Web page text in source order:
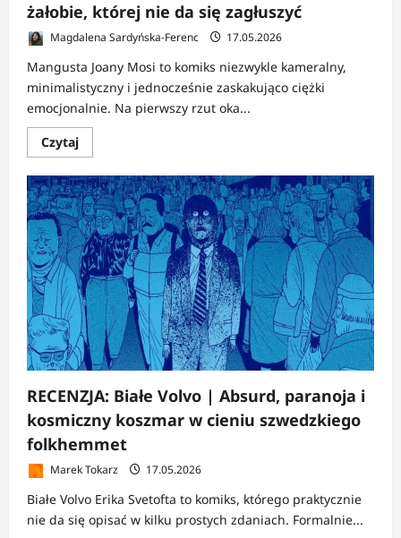
żałobie, której nie da się zagłuszyć
Magdalena Sardyńska-Ferenc 17.05.2026
Mangusta Joany Mosi to komiks niezwykle kameralny,
minimalistyczny i jednocześnie zaskakująco ciężki
emocjonalnie. Na pierwszy rzut oka...
CzytajDowiedz
się
o
RECENZJA:
Mangusta
|
Cicha
opowieść
o
żałobie,
której
nie
da
się
zagłuszyć
RECENZJA: Białe Volvo | Absurd, paranoja i
kosmiczny koszmar w cieniu szwedzkiego
folkhemmet
Marek Tokarz 17.05.2026
Białe Volvo Erika Svetofta to komiks, którego praktycznie
nie da się opisać w kilku prostych zdaniach. Formalnie...